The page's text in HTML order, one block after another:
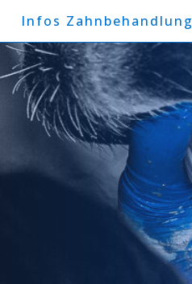
Infos Zahnbehandlung